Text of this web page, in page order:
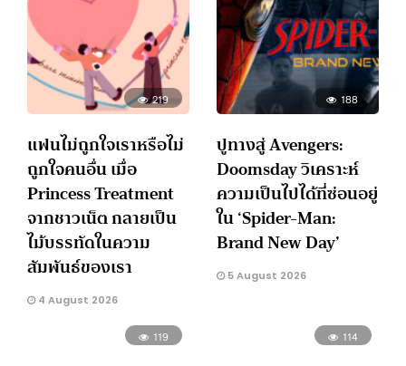
219
แฟนไม่ถูกใจเราหรือไม่
ถูกใจคนอื่น เมื่อ
Princess Treatment
จากชาวเน็ต กลายเป็น
ไม้บรรทัดในความ
สัมพันธ์ของเรา
4 August 2026
188
ปูทางสู่ Avengers:
Doomsday วิเคราะห์
ความเป็นไปได้ที่ซ่อนอยู่
ใน ‘Spider-Man:
Brand New Day’
5 August 2026
119 114